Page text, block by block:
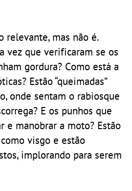
relevante, mas não é.
vez que verificaram se os
gordura? Como está a
Estão “queimadas”
onde sentam o rabiosque
E os punhos que
e manobrar a moto? Estão
visgo e estão
implorando para serem